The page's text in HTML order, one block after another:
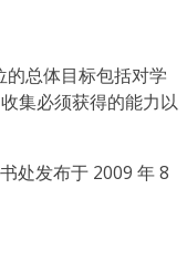
的总体目标包括对学
集必须获得的能力以
处发布于 2009 年 8